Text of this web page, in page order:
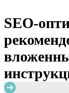
SEO-